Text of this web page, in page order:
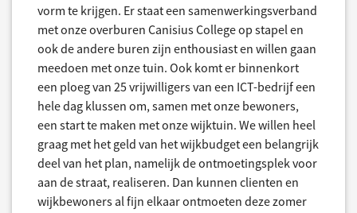
vorm te krijgen. Er staat een samenwerkingsverband
met onze overburen Canisius College op stapel en
ook de andere buren zijn enthousiast en willen gaan
meedoen met onze tuin. Ook komt er binnenkort
een ploeg van 25 vrijwilligers van een ICT-bedrijf een
hele dag klussen om, samen met onze bewoners,
een start te maken met onze wijktuin. We willen heel
graag met het geld van het wijkbudget een belangrijk
deel van het plan, namelijk de ontmoetingsplek voor
aan de straat, realiseren. Dan kunnen clienten en
wijkbewoners al fijn elkaar ontmoeten deze zomer